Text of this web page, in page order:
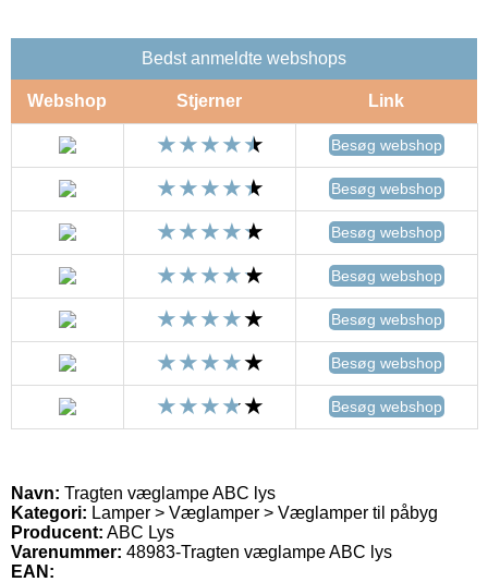
Bedst anmeldte webshops
Webshop Stjerner Link
Besøg webshop
Besøg webshop
Besøg webshop
Besøg webshop
Besøg webshop
Besøg webshop
Besøg webshop
Navn: Tragten væglampe ABC lys
Kategori: Lamper > Væglamper > Væglamper til påbyg
Producent: ABC Lys
Varenummer: 48983-Tragten væglampe ABC lys
EAN: